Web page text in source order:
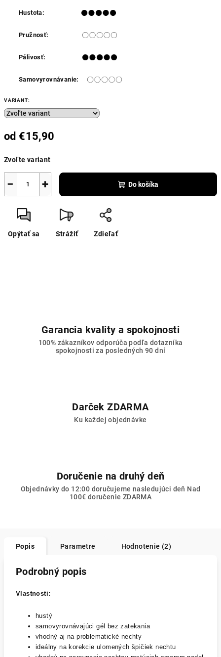
Hustota:
Pružnosť:
Pálivosť:
Samovyrovnávanie:
VARIANT:
od €15,90
cena:
Zvoľte variant
+
− Do košíka
Opýtať sa Strážiť Zdieľať
Garancia kvality a spokojnosti
100% zákazníkov odporúča podľa dotazníka
spokojnosti za posledných 90 dní
Darček ZDARMA
Ku každej objednávke
Doručenie na druhý deň
Objednávky do 12:00 doručujeme nasledujúci deň Nad
100€ doručenie ZDARMA
Popis Parametre Hodnotenie (2)
Podrobný popis
Vlastnosti:
hustý
samovyrovnávajúci gél bez zatekania
vhodný aj na problematické nechty
ideálny na korekcie ulomených špičiek nechtu